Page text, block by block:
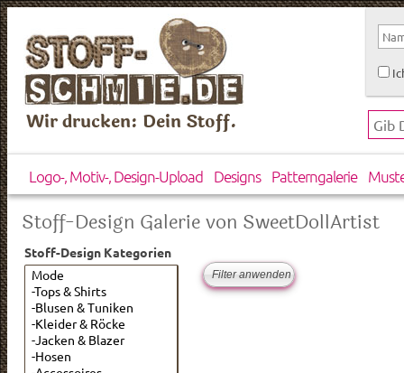
Wir drucken: Dein Stoff.
Logo-, Motiv-, Design-Upload Designs Patterngalerie
Stoff-Design Galerie von SweetDollArtist
Stoff-Design Kategorien